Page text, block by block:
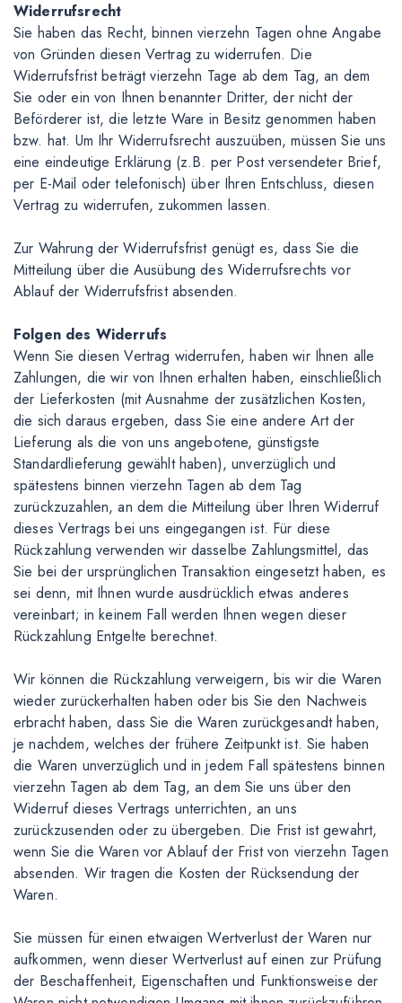
Widerrufsrecht
Sie haben das Recht, binnen vierzehn Tagen ohne Angabe
von Gründen diesen Vertrag zu widerrufen. Die
Widerrufsfrist beträgt vierzehn Tage ab dem Tag, an dem
Sie oder ein von Ihnen benannter Dritter, der nicht der
Beförderer ist, die letzte Ware in Besitz genommen haben
bzw. hat. Um Ihr Widerrufsrecht auszuüben, müssen Sie uns
eine eindeutige Erklärung (z.B. per Post versendeter Brief,
per E-Mail oder telefonisch) über Ihren Entschluss, diesen
Vertrag zu widerrufen, zukommen lassen.
Zur Wahrung der Widerrufsfrist genügt es, dass Sie die
Mitteilung über die Ausübung des Widerrufsrechts vor
Ablauf der Widerrufsfrist absenden.
Folgen des Widerrufs
Wenn Sie diesen Vertrag widerrufen, haben wir Ihnen alle
Zahlungen, die wir von Ihnen erhalten haben, einschließlich
der Lieferkosten (mit Ausnahme der zusätzlichen Kosten,
die sich daraus ergeben, dass Sie eine andere Art der
Lieferung als die von uns angebotene, günstigste
Standardlieferung gewählt haben), unverzüglich und
spätestens binnen vierzehn Tagen ab dem Tag
zurückzuzahlen, an dem die Mitteilung über Ihren Widerruf
dieses Vertrags bei uns eingegangen ist. Für diese
Rückzahlung verwenden wir dasselbe Zahlungsmittel, das
Sie bei der ursprünglichen Transaktion eingesetzt haben, es
sei denn, mit Ihnen wurde ausdrücklich etwas anderes
vereinbart; in keinem Fall werden Ihnen wegen dieser
Rückzahlung Entgelte berechnet.
Wir können die Rückzahlung verweigern, bis wir die Waren
wieder zurückerhalten haben oder bis Sie den Nachweis
erbracht haben, dass Sie die Waren zurückgesandt haben,
je nachdem, welches der frühere Zeitpunkt ist. Sie haben
die Waren unverzüglich und in jedem Fall spätestens binnen
vierzehn Tagen ab dem Tag, an dem Sie uns über den
Widerruf dieses Vertrags unterrichten, an uns
zurückzusenden oder zu übergeben. Die Frist ist gewahrt,
wenn Sie die Waren vor Ablauf der Frist von vierzehn Tagen
absenden. Wir tragen die Kosten der Rücksendung der
Waren.
Sie müssen für einen etwaigen Wertverlust der Waren nur
aufkommen, wenn dieser Wertverlust auf einen zur Prüfung
der Beschaffenheit, Eigenschaften und Funktionsweise der